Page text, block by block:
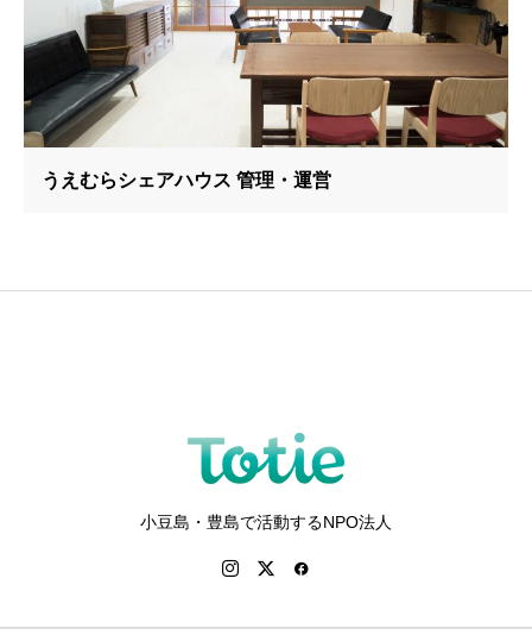
うえむらシェアハウス 管理・運営
小豆島・豊島で活動するNPO法人